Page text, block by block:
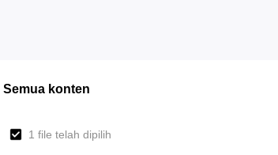
Semua konten
1 file telah dipilih